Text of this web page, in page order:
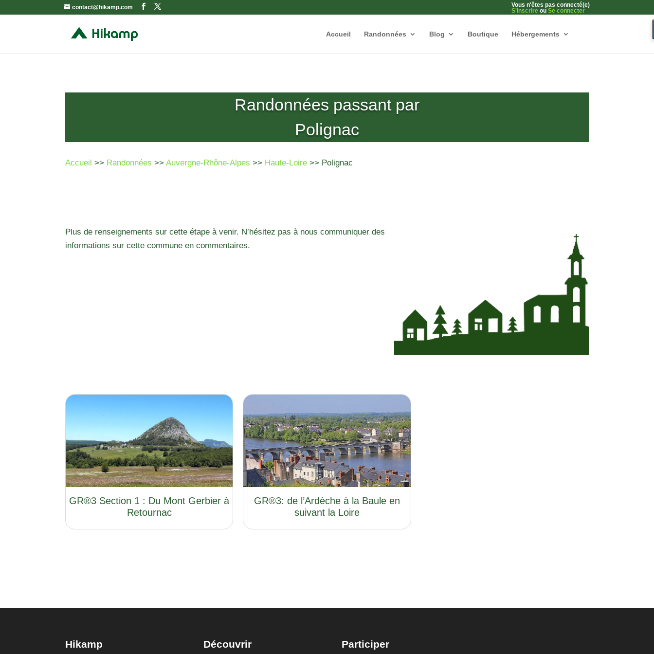
contact@hikamp.com
Vous n'êtes pas connecté(e)
S'inscrire ou Se connecter
Accueil Randonnées Blog Boutique Hébergements
Randonnées passant par
Polignac
Accueil >> Randonnées >>Auvergne-Rhône-Alpes >> Haute-Loire >> Polignac
Plus de renseignements sur cette étape à venir. N’hésitez pas à nous communiquer des
informations sur cette commune en commentaires.
GR®3 Section 1 : Du Mont Gerbier à
Retournac
GR®3: de l’Ardèche à la Baule en
suivant la Loire
Hikamp Découvrir Participer